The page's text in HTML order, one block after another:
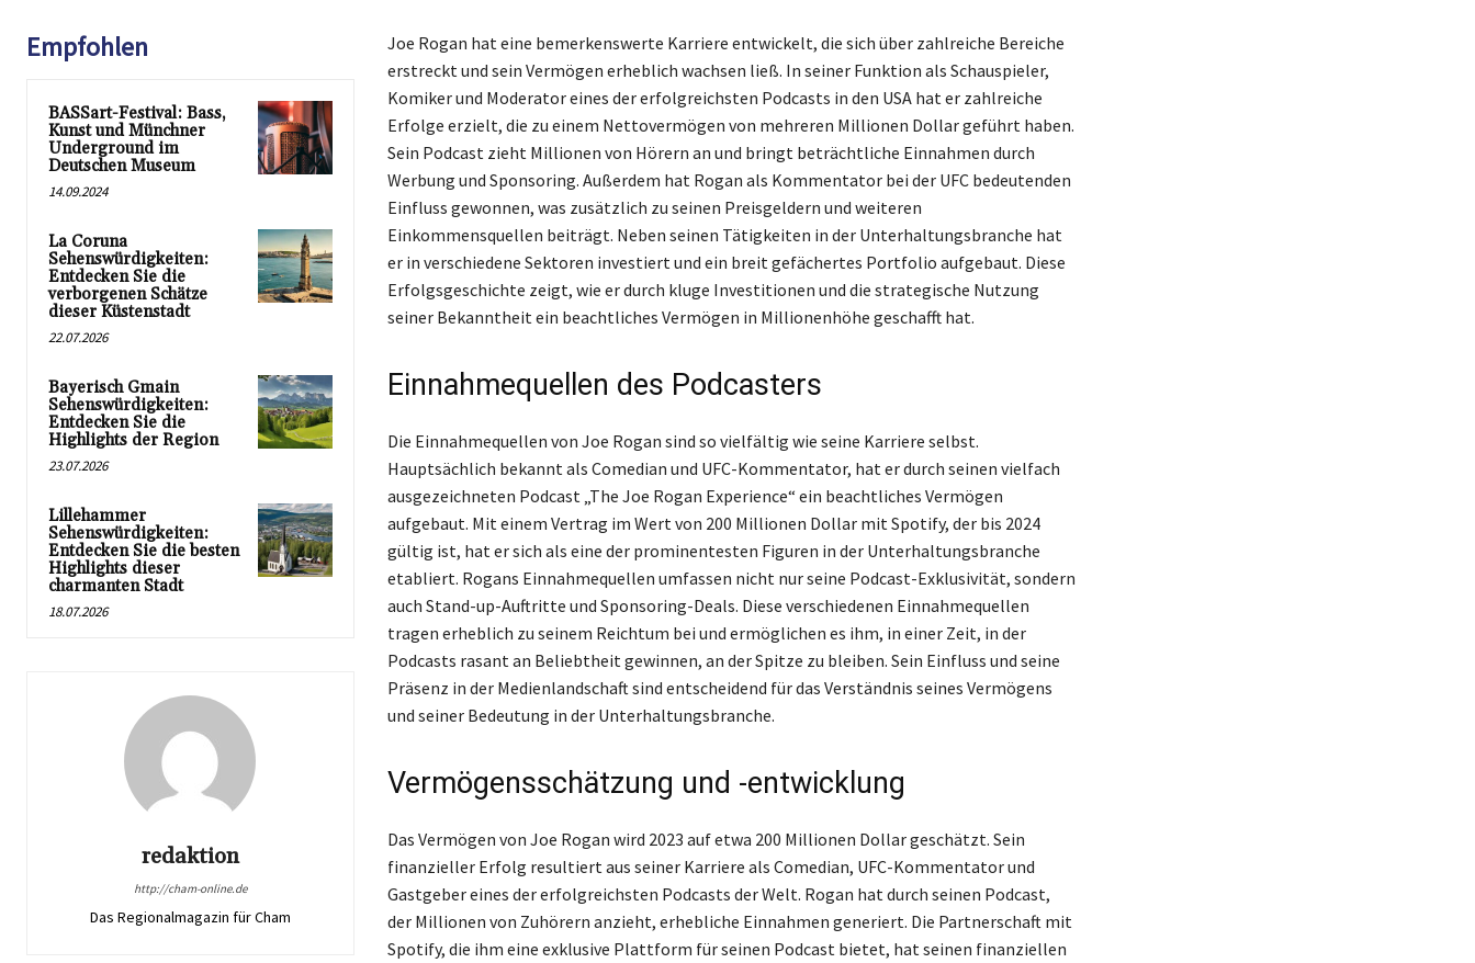
Empfohlen
BASSart-Festival: Bass,
Kunst und Münchner
Underground im
Deutschen Museum
14.09.2024
La Coruna
Sehenswürdigkeiten:
Entdecken Sie die
verborgenen Schätze
dieser Küstenstadt
22.07.2026
Bayerisch Gmain
Sehenswürdigkeiten:
Entdecken Sie die
Highlights der Region
23.07.2026
Lillehammer
Sehenswürdigkeiten:
Entdecken Sie die besten
Highlights dieser
charmanten Stadt
18.07.2026
redaktion
http://cham-online.de
Das Regionalmagazin für Cham
Joe Rogan hat eine bemerkenswerte Karriere entwickelt, die sich über zahlreiche Bereiche
erstreckt und sein Vermögen erheblich wachsen ließ. In seiner Funktion als Schauspieler,
Komiker und Moderator eines der erfolgreichsten Podcasts in den USA hat er zahlreiche
Erfolge erzielt, die zu einem Nettovermögen von mehreren Millionen Dollar geführt haben.
Sein Podcast zieht Millionen von Hörern an und bringt beträchtliche Einnahmen durch
Werbung und Sponsoring. Außerdem hat Rogan als Kommentator bei der UFC bedeutenden
Einfluss gewonnen, was zusätzlich zu seinen Preisgeldern und weiteren
Einkommensquellen beiträgt. Neben seinen Tätigkeiten in der Unterhaltungsbranche hat
er in verschiedene Sektoren investiert und ein breit gefächertes Portfolio aufgebaut. Diese
Erfolgsgeschichte zeigt, wie er durch kluge Investitionen und die strategische Nutzung
seiner Bekanntheit ein beachtliches Vermögen in Millionenhöhe geschafft hat.
Einnahmequellen des Podcasters
Die Einnahmequellen von Joe Rogan sind so vielfältig wie seine Karriere selbst.
Hauptsächlich bekannt als Comedian und UFC-Kommentator, hat er durch seinen vielfach
ausgezeichneten Podcast „The Joe Rogan Experience“ ein beachtliches Vermögen
aufgebaut. Mit einem Vertrag im Wert von 200 Millionen Dollar mit Spotify, der bis 2024
gültig ist, hat er sich als eine der prominentesten Figuren in der Unterhaltungsbranche
etabliert. Rogans Einnahmequellen umfassen nicht nur seine Podcast-Exklusivität, sondern
auch Stand-up-Auftritte und Sponsoring-Deals. Diese verschiedenen Einnahmequellen
tragen erheblich zu seinem Reichtum bei und ermöglichen es ihm, in einer Zeit, in der
Podcasts rasant an Beliebtheit gewinnen, an der Spitze zu bleiben. Sein Einfluss und seine
Präsenz in der Medienlandschaft sind entscheidend für das Verständnis seines Vermögens
und seiner Bedeutung in der Unterhaltungsbranche.
Vermögensschätzung und -entwicklung
Das Vermögen von Joe Rogan wird 2023 auf etwa 200 Millionen Dollar geschätzt. Sein
finanzieller Erfolg resultiert aus seiner Karriere als Comedian, UFC-Kommentator und
Gastgeber eines der erfolgreichsten Podcasts der Welt. Rogan hat durch seinen Podcast,
der Millionen von Zuhörern anzieht, erhebliche Einnahmen generiert. Die Partnerschaft mit
Spotify, die ihm eine exklusive Plattform für seinen Podcast bietet, hat seinen finanziellen